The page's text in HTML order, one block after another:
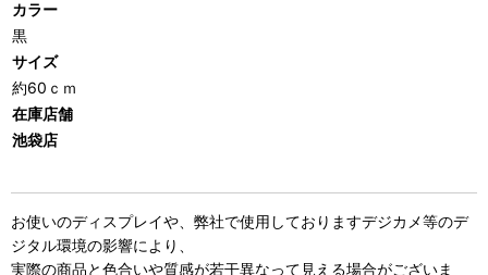
カラー
黒
サイズ
約60ｃｍ
在庫店舗
池袋店
お使いのディスプレイや、弊社で使用しておりますデジカメ等のデ
ジタル環境の影響により、
実際の商品と色合いや質感が若干異なって見える場合がございま